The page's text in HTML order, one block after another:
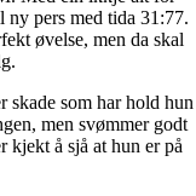
pers med tida 31:77.
øvelse, men da skal
skade som har hold hun
men svømmer godt
kjekt å sjå at hun er på